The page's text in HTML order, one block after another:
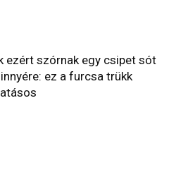
ezért szórnak egy csipet sót
ez a furcsa trükk